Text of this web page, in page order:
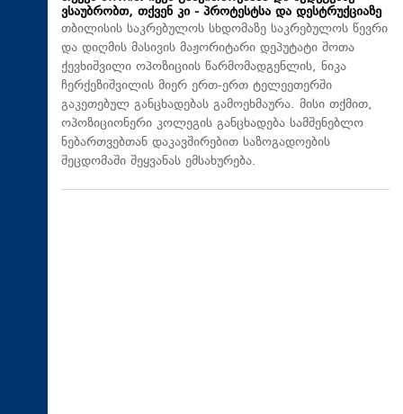
ვსაუბრობთ, თქვენ კი - პროტესტსა და დესტრუქციაზე
თბილისის საკრებულოს სხდომაზე საკრებულოს წევრი
და დიღმის მასივის მაჟორიტარი დეპუტატი შოთა
ქევხიშვილი ოპოზიციის წარმომადგენლის, ნიკა
ჩერქეზიშვილის მიერ ერთ-ერთ ტელეეთერში
გაკეთებულ განცხადებას გამოეხმაურა. მისი თქმით,
ოპოზიციონერი კოლეგის განცხადება სამშენებლო
ნებართვებთან დაკავშირებით საზოგადოების
შეცდომაში შეყვანას ემსახურება.